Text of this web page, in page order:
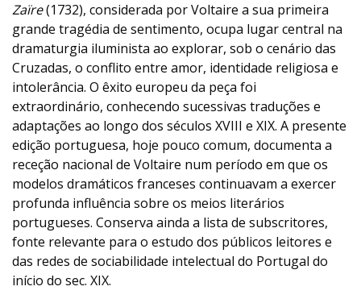
Zaïre(1732), considerada por Voltaire a sua primeira
grande tragédia de sentimento, ocupa lugar central na
dramaturgia iluminista ao explorar, sob o cenário das
Cruzadas, o conflito entre amor, identidade religiosa e
intolerância. O êxito europeu da peça foi
extraordinário, conhecendo sucessivas traduções e
adaptações ao longo dos séculos XVIII e XIX. A presente
edição portuguesa, hoje pouco comum, documenta a
receção nacional de Voltaire num período em que os
modelos dramáticos franceses continuavam a exercer
profunda influência sobre os meios literários
portugueses. Conserva ainda a lista de subscritores,
fonte relevante para o estudo dos públicos leitores e
das redes de sociabilidade intelectual do Portugal do
início do sec. XIX.